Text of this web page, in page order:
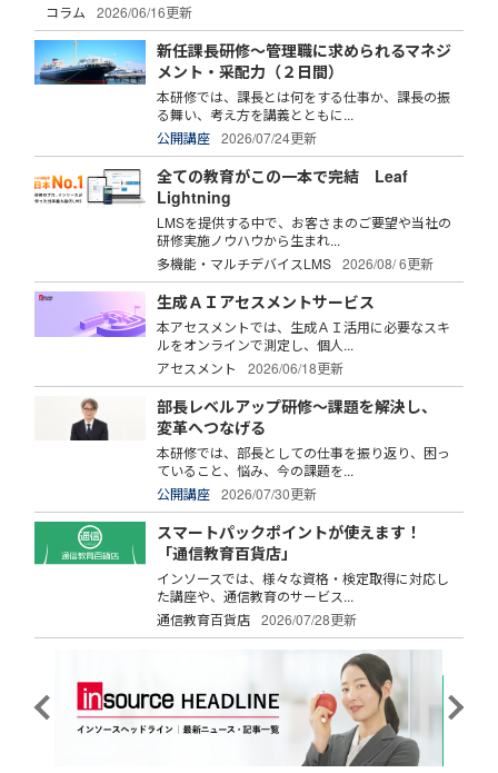
コラム
2026/06/16更新
新任課長研修～管理職に求められるマネジ
メント・采配力（２日間）
本研修では、課長とは何をする仕事か、課長の振
る舞い、考え方を講義とともに...
公開講座
2026/07/24更新
全ての教育がこの一本で完結 Leaf
Lightning
LMSを提供する中で、お客さまのご要望や当社の
研修実施ノウハウから生まれ...
多機能・マルチデバイスLMS
2026/08/ 6更新
生成ＡＩアセスメントサービス
本アセスメントでは、生成ＡＩ活用に必要なスキ
ルをオンラインで測定し、個人...
アセスメント
2026/06/18更新
部長レベルアップ研修～課題を解決し、
変革へつなげる
本研修では、部長としての仕事を振り返り、困っ
ていること、悩み、今の課題を...
公開講座
2026/07/30更新
スマートパックポイントが使えます！
「通信教育百貨店」
インソースでは、様々な資格・検定取得に対応し
た講座や、通信教育のサービス...
通信教育百貨店
2026/07/28更新